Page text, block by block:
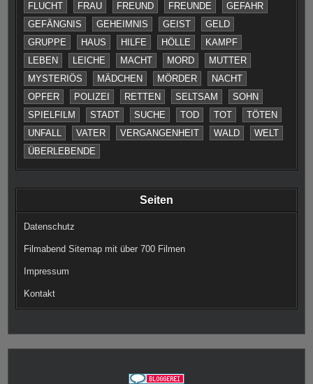
FLUCHT
FRAU FREUND FREUNDE
GEFAHR
GEFÄNGNIS
GEHEIMNIS GEIST
GELD
GRUPPE
HAUS HILFE HÖLLE
KAMPF
LEBEN
LEICHE MACHT MORD
MUTTER
MYSTERIÖS
MÄDCHEN MÖRDER
NACHT
OPFER
POLIZEI RETTEN SELTSAM
SOHN
SPIELFILM
STADT SUCHE TOD TOT
TÖTEN
UNFALL
VATER VERGANGENHEIT WALD
WELT
ÜBERLEBENDE
Seiten
Datenschutz
Filmabend Sitemap mit über 700 Filmen
Impressum
Kontakt